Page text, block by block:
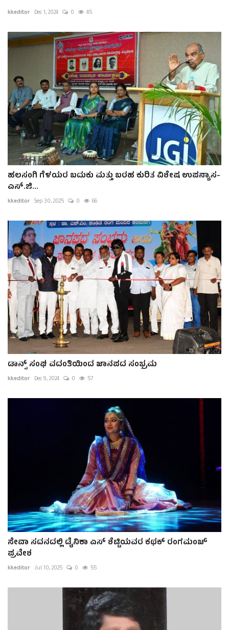
kkeditor Dec 1, 2024 0 45
ಹಲಸಂಗಿ ಗೆಳಯರ ಬದುಕು ಮತ್ತು ಬರಹ ಕುರಿತ ವಿಶೇಷ ಉಪನ್ಯಾಸ-
ಎಸ್.ಜಿ...
kkeditor Sep 30, 2025 0 66
ಡಾನ್ಸ್ ಸಂಘ ವದಂತಿಯಿಂದ ಜಾನಪದ ಸಂಭ್ರಮ
kkeditor Dec 9, 2024 0 57
ಸೇವಾ ಸದನದಲ್ಲಿ ಡೈನಿಕಾ ಎಸ್ ಶೆಟ್ಟಿಯವರ ಕಥಕ್ ರಂಗಮಂಚ್
ಪ್ರವೇಶ
kkeditor Jul 10, 2025 0 55